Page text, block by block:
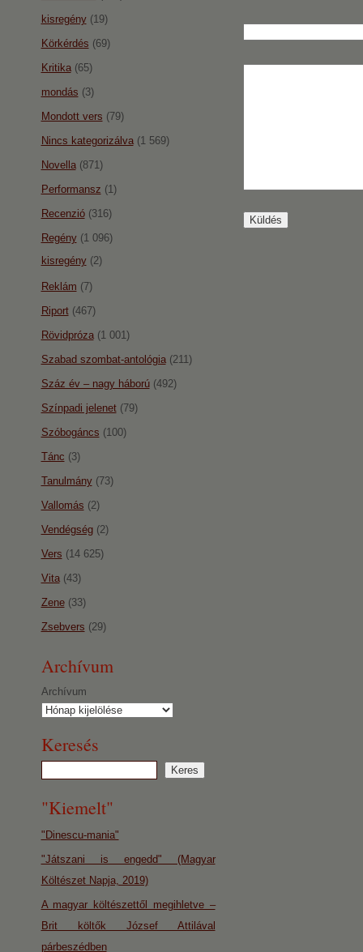
kisregény(19)
Körkérdés (69)
Kritika(65)
mondás (3)
Mondott vers (79)
Nincs kategorizálva(1 569)
Novella(871)
Performansz (1)
Recenzió(316)
Regény(1 096)
kisregény(2)
Reklám (7)
Riport(467)
Rövidpróza(1 001)
Szabad szombat-antológia(211)
Száz év – nagy háború(492)
Színpadi jelenet(79)
Szóbogáncs (100)
Tánc (3)
Tanulmány(73)
Vallomás (2)
Vendégség(2)
Vers (14 625)
Vita(43)
Zene(33)
Zsebvers (29)
Archívum
Archívum
Keresés
"Kiemelt"
"Dinescu-mania"
"Játszani is engedd" (Magyar
Költészet Napja, 2019)
A magyar költészettől megihletve –
Brit költők József Attilával
párbeszédben